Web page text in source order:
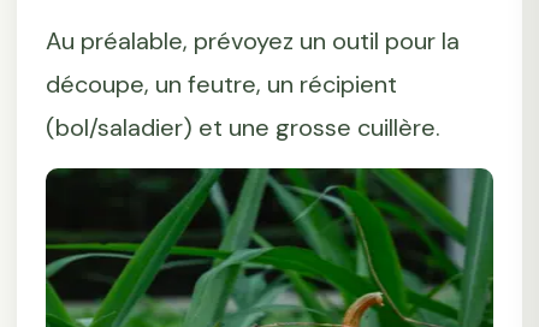
Au préalable, prévoyez un outil pour la
découpe, un feutre, un récipient
(bol/saladier) et une grosse cuillère.